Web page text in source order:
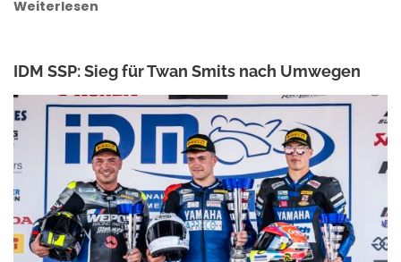
Weiterlesen
IDM SSP: Sieg für Twan Smits nach Umwegen
ANKE WIECZOREK